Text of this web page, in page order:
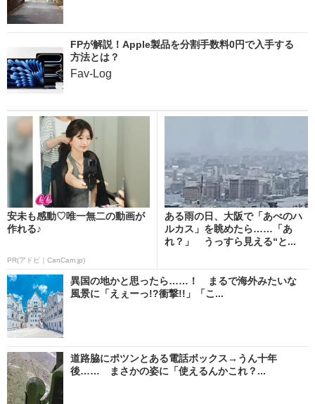
FPが解説！Apple製品を分割手数料0円で入手する
方法とは？
Fav-Log
安未も感動♡唯一無二の動画が
作れる♪
PR(アドビ｜CanCam.jp)
ある雨の日、大阪で「あべのハ
ルカス」を眺めたら……「あ
れ？」 うっすら見える“と...
異国の地かと思ったら……！ まるで海外みたいな
風景に「えぇーっ!?衝撃!!」「こ...
道路脇にポツンとある電話ボックス→うん十年
後…… まさかの姿に「使えるんかこれ？...